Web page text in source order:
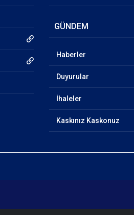
GÜNDEM
Haberler
Duyurular
İhaleler
Kaskınız Kaskonuz